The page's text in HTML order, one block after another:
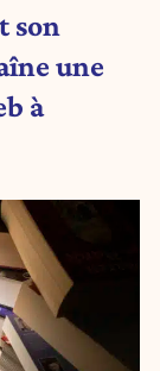
web à l’échelle
son
une
à